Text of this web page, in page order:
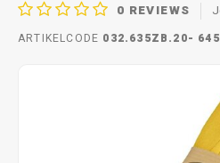
0 REVIEWS
ARTIKELCODE 032.635ZB.20- 645